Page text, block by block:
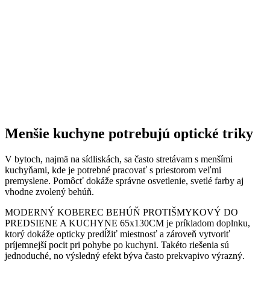
Menšie kuchyne potrebujú optické triky
V bytoch, najmä na sídliskách, sa často stretávam s menšími
kuchyňami, kde je potrebné pracovať s priestorom veľmi
premyslene. Pomôcť dokáže správne osvetlenie, svetlé farby aj
vhodne zvolený behúň.
MODERNÝ KOBEREC BEHÚŇ PROTIŠMYKOVÝ DO
PREDSIENE A KUCHYNE 65x130CM je príkladom doplnku,
ktorý dokáže opticky predĺžiť miestnosť a zároveň vytvoriť
príjemnejší pocit pri pohybe po kuchyni. Takéto riešenia sú
jednoduché, no výsledný efekt býva často prekvapivo výrazný.